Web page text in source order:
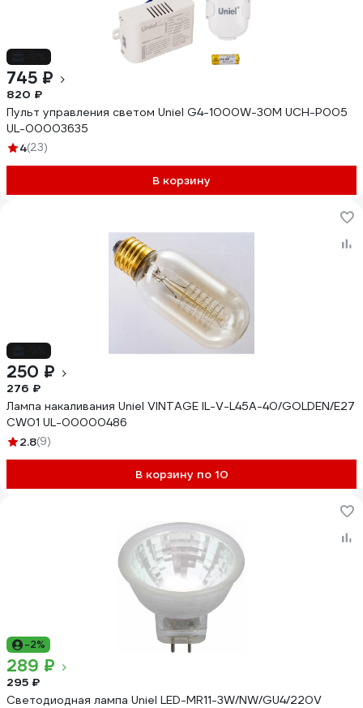
745 ₽
820 ₽
Пульт управления светом Uniel G4-1000W-30M UCH-P005
UL-00003635
4(23)
В корзину
250 ₽
276 ₽
Лампа накаливания Uniel VINTAGE IL-V-L45A-40/GOLDEN/E27
CW01 UL-00000486
2.8(9)
В корзину по 10
-2%
289 ₽
295 ₽
Светодиодная лампа Uniel LED-MR11-3W/NW/GU4/220V